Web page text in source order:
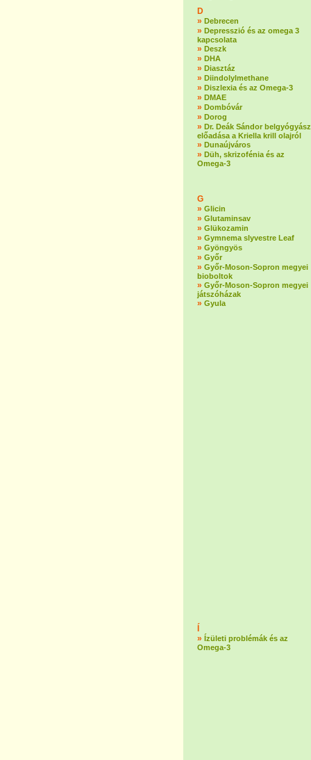
D
» Debrecen
» Depresszió és az omega 3
kapcsolata
» Deszk
» DHA
» Diasztáz
» Diindolylmethane
» Diszlexia és az Omega-3
» DMAE
» Dombóvár
» Dorog
» Dr. Deák Sándor belgyógyász
előadása a Kriella krill olajról
» Dunaújváros
» Düh, skrizofénia és az
Omega-3
G
» Glicin
» Glutaminsav
» Glükozamin
» Gymnema slyvestre Leaf
» Gyöngyös
» Győr
» Győr-Moson-Sopron megyei
bioboltok
» Győr-Moson-Sopron megyei
játszóházak
» Gyula
» Ízületi problémák és az
Omega-3